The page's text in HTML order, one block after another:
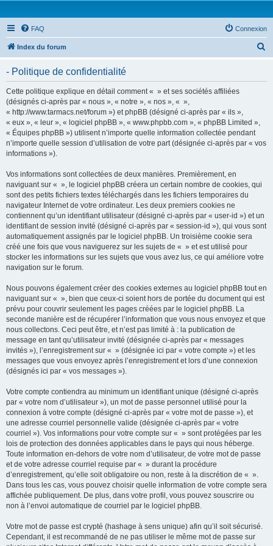
FAQ Connexion
Index du forum
- Politique de confidentialité
Cette politique explique en détail comment « » et ses sociétés affiliées
(désignés ci-après par « nous », « notre », « nos », « »,
« http://www.tarmacs.net/forum ») et phpBB (désigné ci-après par « ils »,
« eux », « leur », « logiciel phpBB », « www.phpbb.com », « phpBB Limited »,
« Équipes phpBB ») utilisent n’importe quelle information collectée pendant
n’importe quelle session d’utilisation de votre part (désignée ci-après par « vos
informations »).
Vos informations sont collectées de deux manières. Premièrement, en
naviguant sur « », le logiciel phpBB créera un certain nombre de cookies, qui
sont des petits fichiers textes téléchargés dans les fichiers temporaires du
navigateur Internet de votre ordinateur. Les deux premiers cookies ne
contiennent qu’un identifiant utilisateur (désigné ci-après par « user-id ») et un
identifiant de session invité (désigné ci-après par « session-id »), qui vous sont
automatiquement assignés par le logiciel phpBB. Un troisième cookie sera
créé une fois que vous naviguerez sur les sujets de « » et est utilisé pour
stocker les informations sur les sujets que vous avez lus, ce qui améliore votre
navigation sur le forum.
Nous pouvons également créer des cookies externes au logiciel phpBB tout en
naviguant sur « », bien que ceux-ci soient hors de portée du document qui est
prévu pour couvrir seulement les pages créées par le logiciel phpBB. La
seconde manière est de récupérer l’information que vous nous envoyez et que
nous collectons. Ceci peut être, et n’est pas limité à : la publication de
message en tant qu’utilisateur invité (désignée ci-après par « messages
invités »), l’enregistrement sur « » (désignée ici par « votre compte ») et les
messages que vous envoyez après l’enregistrement et lors d’une connexion
(désignés ici par « vos messages »).
Votre compte contiendra au minimum un identifiant unique (désigné ci-après
par « votre nom d’utilisateur »), un mot de passe personnel utilisé pour la
connexion à votre compte (désigné ci-après par « votre mot de passe »), et
une adresse courriel personnelle valide (désignée ci-après par « votre
courriel »). Vos informations pour votre compte sur « » sont protégées par les
lois de protection des données applicables dans le pays qui nous héberge.
Toute information en-dehors de votre nom d’utilisateur, de votre mot de passe
et de votre adresse courriel requise par « » durant la procédure
d’enregistrement, qu’elle soit obligatoire ou non, reste à la discrétion de « ».
Dans tous les cas, vous pouvez choisir quelle information de votre compte sera
affichée publiquement. De plus, dans votre profil, vous pouvez souscrire ou
non à l’envoi automatique de courriel par le logiciel phpBB.
Votre mot de passe est crypté (hashage à sens unique) afin qu’il soit sécurisé.
Cependant, il est recommandé de ne pas utiliser le même mot de passe sur